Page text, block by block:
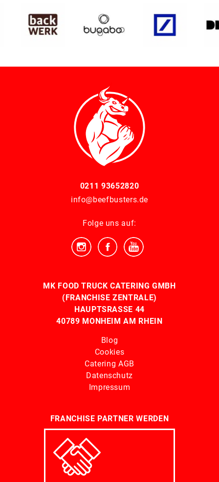
0211 93652820
info@beefbusters.de
Folge uns auf:
MK FOOD TRUCK CATERING GMBH
(FRANCHISE ZENTRALE)
HAUPTSRASSE 44
40789 MONHEIM AM RHEIN
Blog
Cookies
Catering AGB
Datenschutz
Impressum
FRANCHISE PARTNER WERDEN